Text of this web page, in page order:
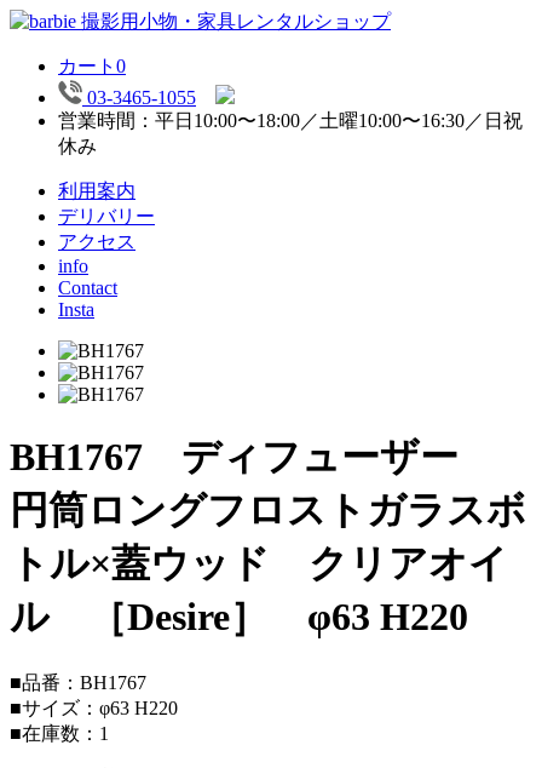
カート 0
03-3465-1055
営業時間：平日10:00〜18:00／土曜10:00〜16:30／日祝
休み
利用案内
デリバリー
アクセス
info
Contact
Insta
BH1767 ディフューザー
円筒ロングフロストガラスボ
トル×蓋ウッド クリアオイ
ル ［Desire］ φ63 H220
■品番：BH1767
■サイズ：φ63 H220
■在庫数：1